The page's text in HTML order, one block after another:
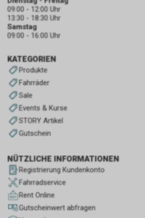
KATEGORIEN
Produkte
Fahrräder
Sale
Events & Kurse
STORY Artikel
Gutschein
NÜTZLICHE INFORMATIONEN
Registrierung Kundenkonto
Fahrradservice
Rent Online
Gutscheinwert abfragen
09:00 - 12:00 Uhr
13:30 - 18:30 Uhr
Samstag
09:00 - 16:00 Uhr